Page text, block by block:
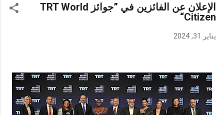
الإعلان عن الفائزين في ”جوائز TRT World
Citizen“
يناير 31, 2024